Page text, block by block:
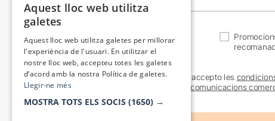
Actualitat
He llegit i accepto les
comunicacions
Aquest lloc web utilitza
galetes
Aquest lloc web utilitza galetes per millorar
l'experiència de l'usuari. En utilitzar el
nostre lloc web, accepteu totes les galetes
d’acord amb la nostra Política de galetes.
Llegir-ne més
MOSTRA TOTS ELS SOCIS (1650) →